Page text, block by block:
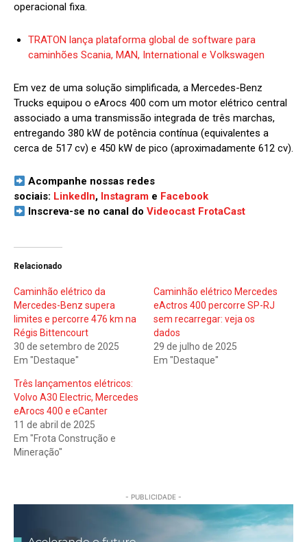
operacional fixa.
TRATON lança plataforma global de software para
caminhões Scania, MAN, International e Volkswagen
Em vez de uma solução simplificada, a Mercedes-Benz
Trucks equipou o eArocs 400 com um motor elétrico central
associado a uma transmissão integrada de três marchas,
entregando 380 kW de potência contínua (equivalentes a
cerca de 517 cv) e 450 kW de pico (aproximadamente 612 cv).
Acompanhe nossas redes
sociais: LinkedIn, Instagram e Facebook
Inscreva-se no canal doVideocast FrotaCast
Relacionado
Caminhão elétrico da
Mercedes-Benz supera
limites e percorre 476 km na
Régis Bittencourt
30 de setembro de 2025
Em "Destaque"
Caminhão elétrico Mercedes
eActros 400 percorre SP-RJ
sem recarregar: veja os
dados
29 de julho de 2025
Em "Destaque"
Três lançamentos elétricos:
Volvo A30 Electric, Mercedes
eArocs 400 e eCanter
11 de abril de 2025
Em "Frota Construção e
Mineração"
- PUBLICIDADE -